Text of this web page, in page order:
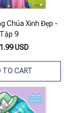
Chúa Xinh Đẹp -
Tập 9
USD
TO CART